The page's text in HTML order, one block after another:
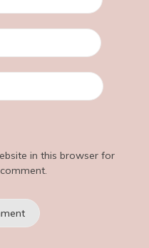
in this browser for